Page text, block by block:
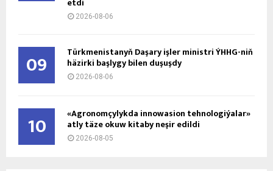
etdi
2026-08-06
09 Türkmenistanyň Daşary işler ministri ÝHHG-niň
häzirki başlygy bilen duşuşdy
2026-08-06
10 «Agronomçylykda innowasion tehnologiýalar»
atly täze okuw kitaby neşir edildi
2026-08-05